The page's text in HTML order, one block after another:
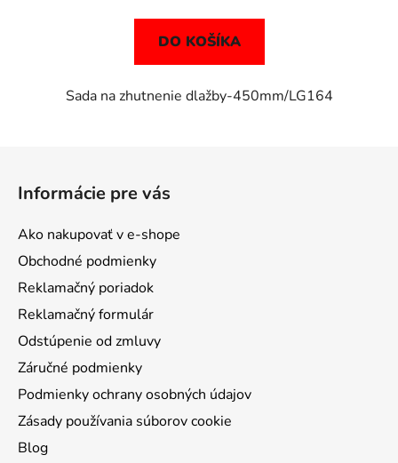
DO KOŠÍKA
Sada na zhutnenie dlažby-450mm/LG164
Informácie pre vás
Ako nakupovať v e-shope
Obchodné podmienky
Reklamačný poriadok
Reklamačný formulár
Odstúpenie od zmluvy
Záručné podmienky
Podmienky ochrany osobných údajov
Zásady používania súborov cookie
Blog